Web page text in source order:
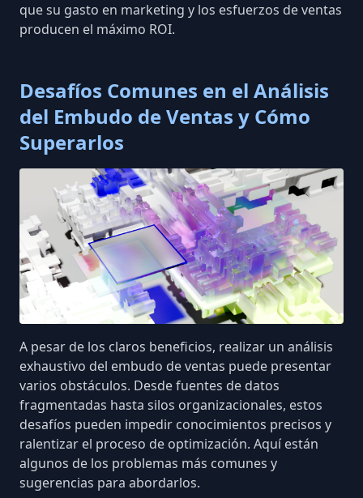
que su gasto en marketing y los esfuerzos de ventas
producen el máximo ROI.
Desafíos Comunes en el Análisis
del Embudo de Ventas y Cómo
Superarlos
A pesar de los claros beneficios, realizar un análisis
exhaustivo del embudo de ventas puede presentar
varios obstáculos. Desde fuentes de datos
fragmentadas hasta silos organizacionales, estos
desafíos pueden impedir conocimientos precisos y
ralentizar el proceso de optimización. Aquí están
algunos de los problemas más comunes y
sugerencias para abordarlos.